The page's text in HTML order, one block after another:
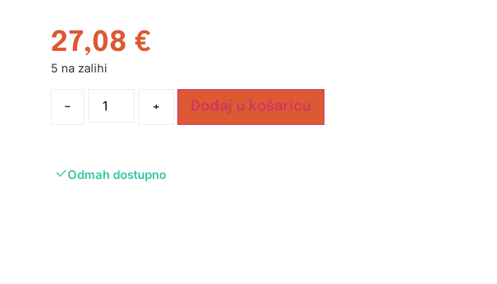
27,08 €
5 na zalihi
- + Dodaj u košaricu
Odmah dostupno